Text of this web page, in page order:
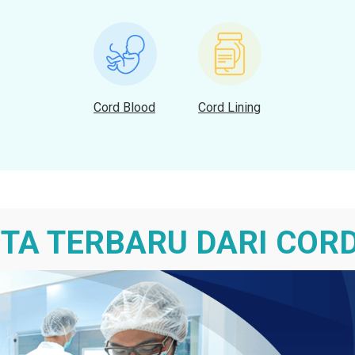
Cord Blood Cord Lining
TERBARU DARI